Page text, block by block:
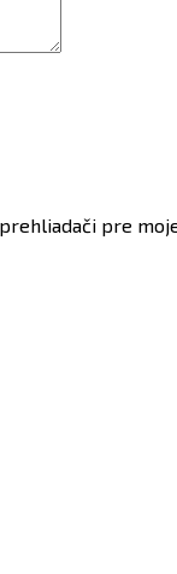
pre